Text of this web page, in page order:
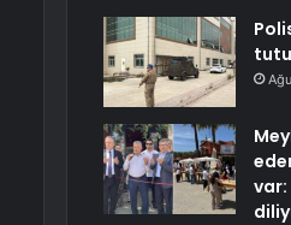
var: